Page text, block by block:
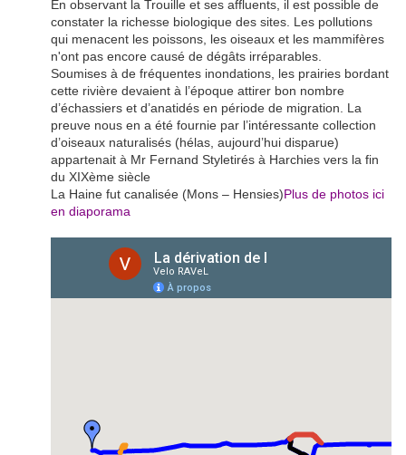
En observant la Trouille et ses affluents, il est possible de
constater la richesse biologique des sites. Les pollutions
qui menacent les poissons, les oiseaux et les mammifères
n'ont pas encore causé de dégâts irréparables.
Soumises à de fréquentes inondations, les prairies bordant
cette rivière devaient à l’époque attirer bon nombre
d’échassiers et d’anatidés en période de migration. La
preuve nous en a été fournie par l’intéressante collection
d’oiseaux naturalisés (hélas, aujourd’hui disparue)
appartenait à Mr Fernand Styletirés à Harchies vers la fin
du XIXème siècle
La Haine fut canalisée (Mons – Hensies)Plus de photos ici
en diaporama